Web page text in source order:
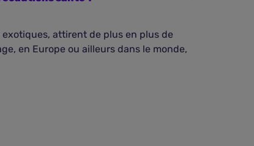
attirent de plus en plus de
en Europe ou ailleurs dans le monde,